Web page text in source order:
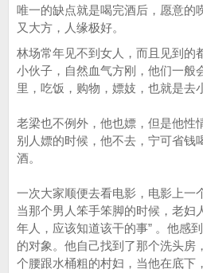
唯一的缺点就是喝完酒后，愿意的
又大方，人缘极好。
林场常年见不到女人，而且见到的
小伙子，自然血气方刚，他们一般
里，吃饭，购物，嫖妓，也就是去
老梁也不例外，他也嫖，但是他性
别人嫖的时候，他不去，宁可省钱
酒。
一次大家顺便去看电影，电影上一
当那个男人笨手笨脚的时候，老妇
年人，应该知道该干的事” 。他感
的对象。他自己找到了那个洗头房
个腰跟水桶粗的村妇，当他在底下